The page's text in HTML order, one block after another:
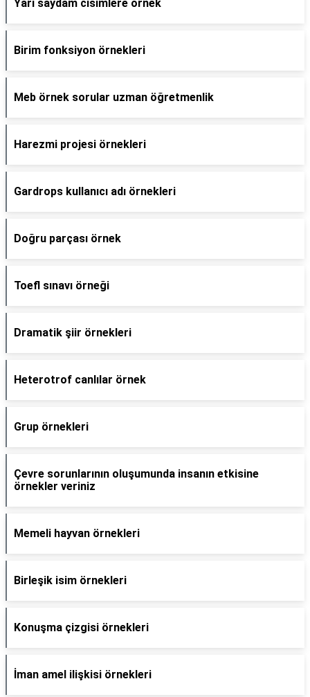
Yarı saydam cisimlere örnek
Birim fonksiyon örnekleri
Meb örnek sorular uzman öğretmenlik
Harezmi projesi örnekleri
Gardrops kullanıcı adı örnekleri
Doğru parçası örnek
Toefl sınavı örneği
Dramatik şiir örnekleri
Heterotrof canlılar örnek
Grup örnekleri
Çevre sorunlarının oluşumunda insanın etkisine
örnekler veriniz
Memeli hayvan örnekleri
Birleşik isim örnekleri
Konuşma çizgisi örnekleri
İman amel ilişkisi örnekleri